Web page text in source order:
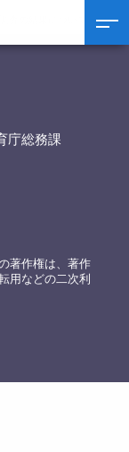
査の結果について
庁総務課
著作権は、著作
用などの二次利